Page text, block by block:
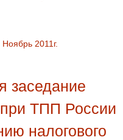
Ноябрь 2011г.
заседание
при ТПП России
налогового